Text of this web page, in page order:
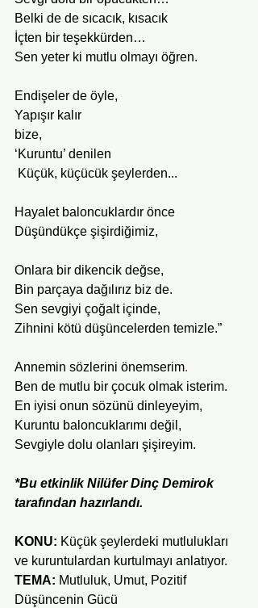
Belki de de sıcacık, kısacık
İçten bir teşekkürden…
Sen yeter ki mutlu olmayı öğren.
Endişeler de öyle,
Yapışır kalır
bize,
‘Kuruntu’ denilen
Küçük, küçücük şeylerden...
Hayalet baloncuklardır önce
Düşündükçe şişirdiğimiz,
Onlara bir dikencik değse,
Bin parçaya dağılırız biz de.
Sen sevgiyi çoğalt içinde,
Zihnini kötü düşüncelerden temizle.”
Annemin sözlerini önemserim.
Ben de mutlu bir çocuk olmak isterim.
En iyisi onun sözünü dinleyeyim,
Kuruntu baloncuklarımı değil,
Sevgiyle dolu olanları şişireyim.
*Bu etkinlik Nilüfer Dinç Demirok
tarafından hazırlandı.
KONU: Küçük şeylerdeki mutlulukları
ve kuruntulardan kurtulmayı anlatıyor.
TEMA: Mutluluk, Umut, Pozitif
Düşüncenin Gücü